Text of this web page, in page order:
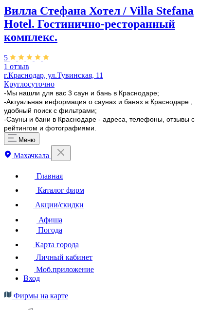
Вилла Стефана Хотел / Villa Stefana
Hotel. Гостинично-ресторанный
комплекс.
5
1 отзыв
г.Краснодар, ул.Тувинская, 11
Круглосуточно
-Мы нашли для вас 3 саун и бань в Краснодаре;
-Актуальная информация о саунах и банях в Краснодаре ,
удобный поиск с фильтрами;
-Сауны и бани в Краснодаре - адреса, телефоны, отзывы с
рейтингом и фотографиями.
Меню
Махачкала
Главная
Каталог фирм
Акции/скидки
Афиша
Погода
Карта города
Личный кабинет
Моб.приложение
Вход
Фирмы на карте